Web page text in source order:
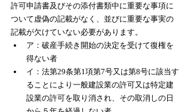
許可申請書及びその添付書類中に重要な事項に
ついて虚偽の記載がなく、並びに重要な事実の
記載が欠けていない必要があります。
ア：破産手続き開始の決定を受けて復権を
得ない者
イ：法第29条第1項第7号又は第8号に該当す
ることにより一般建設業の許可又は特定建
設業の許可を取り消され、その取消しの日